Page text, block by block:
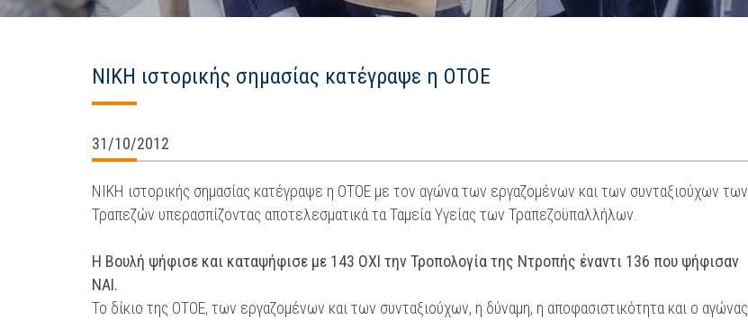
ΝΙΚΗ ιστορικής σημασίας κατέγραψε η ΟΤΟΕ
31/10/2012
ΝΙΚΗ ιστορικής σημασίας κατέγραψε η ΟΤΟΕ με τον αγώνα των εργαζομένων και των συνταξιούχων των
Τραπεζών υπερασπίζοντας αποτελεσματικά τα Ταμεία Υγείας των Τραπεζοϋπαλλήλων.
Η Βουλή ψήφισε και καταψήφισε με 143 OXI την Τροπολογία της Ντροπής έναντι 136 που ψήφισαν
NAI.
Το δίκιο της ΟΤΟΕ, των εργαζομένων και των συνταξιούχων, η δύναμη, η αποφασιστικότητα και ο αγώνας